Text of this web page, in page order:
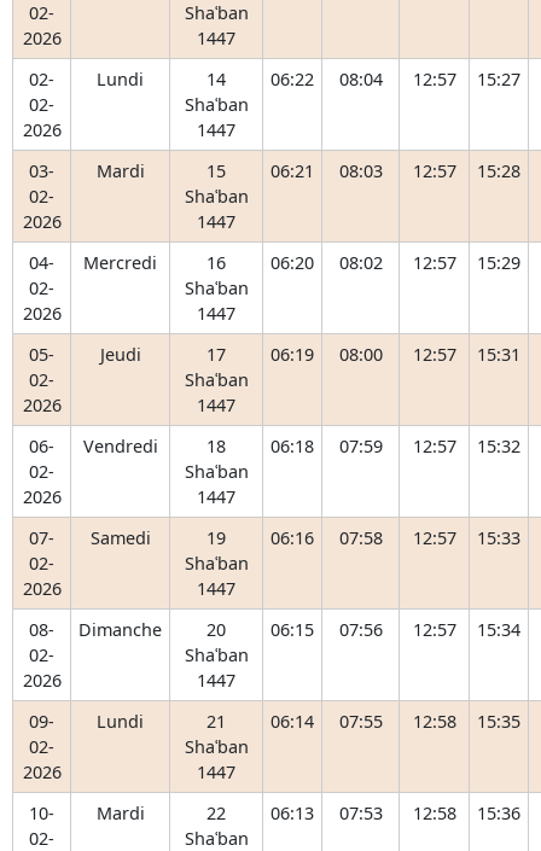
02-
2026
Shaʿban
1447
02-
02-
2026
Lundi
14
Shaʿban
1447
06:22 08:04 12:57 15:27
03-
02-
2026
Mardi
15
Shaʿban
1447
06:21 08:03 12:57 15:28
04-
02-
2026
Mercredi
16
Shaʿban
1447
06:20 08:02 12:57 15:29
05-
02-
2026
Jeudi
17
Shaʿban
1447
06:19 08:00 12:57 15:31
06-
02-
2026
Vendredi
18
Shaʿban
1447
06:18 07:59 12:57 15:32
07-
02-
2026
Samedi
19
Shaʿban
1447
06:16 07:58 12:57 15:33
08-
02-
2026
Dimanche
20
Shaʿban
1447
06:15 07:56 12:57 15:34
09-
02-
2026
Lundi
21
Shaʿban
1447
06:14 07:55 12:58 15:35
10-
02-
Mardi
22
Shaʿban
06:13 07:53 12:58 15:36